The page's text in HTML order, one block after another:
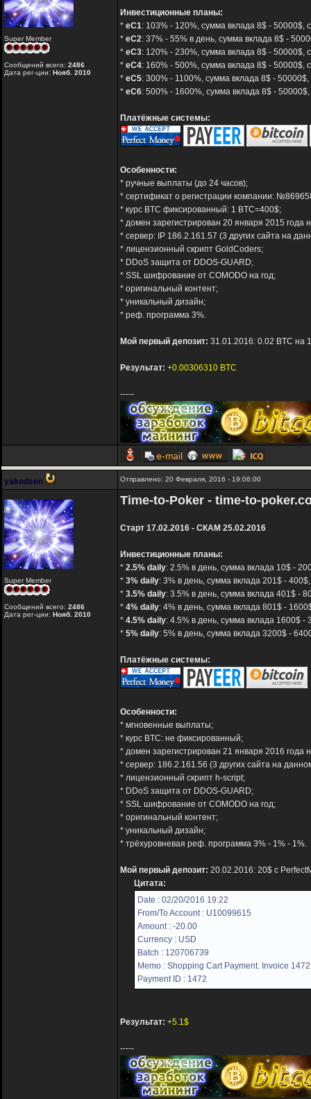
Super Member
Сообщений всего: 2486
Дата рег-ции: Нояб. 2010
Инвестиционные планы:
* eC1: 103% - 120%, сумма вклада 8$ - 50000$,
* eC2: 37% - 55% в день, сумма вклада 8$ -
* eC3: 120% - 230%, сумма вклада 8$ - 50000$,
* eC4: 160% - 500%, сумма вклада 8$ - 50000$,
* eC5: 300% - 1100%, сумма вклада 8$ -
* eC6: 500% - 1600%, сумма вклада 8$ -
Платёжные системы:
Особенности:
* ручные выплаты (до 24 часов);
* сертификат о регистрации компании:
* курс BTC фиксированный: 1 BTC=400$;
* домен зарегистрирован 20 января 2015 года
* сервер: IP 186.2.161.57 (3 других сайта на
* лицензионный скрипт GoldCoders;
* DDoS защита от DDOS-GUARD;
* SSL шифрование от COMODO на год;
* оригинальный контент;
* уникальный дизайн;
* реф. программа 3%.
Мой первый депозит: 31.01.2016: 0.02 BTC на
Результат: +0.00306310 BTC
-----
yakodsen Отправлено: 20 Февраля, 2016 - 19:06:00
Super Member
Сообщений всего: 2486
Дата рег-ции: Нояб. 2010
Time-to-Poker - time-to-
Старт 17.02.2016 - СКАМ 25.02.2016
Инвестиционные планы:
* 2.5% daily: 2.5% в день, сумма вклада 10$ -
* 3% daily: 3% в день, сумма вклада 201$ -
* 3.5% daily: 3.5% в день, сумма вклада 401$ -
* 4% daily: 4% в день, сумма вклада 801$ -
* 4.5% daily: 4.5% в день, сумма вклада 1600$ -
* 5% daily: 5% в день, сумма вклада 3200$ -
Платёжные системы:
Особенности:
* мгновенные выплаты;
* курс BTC: не фиксированный;
* домен зарегистрирован 21 января 2016 года
* сервер: 186.2.161.56 (3 других сайта на
* лицензионный скрипт h-script;
* DDoS защита от DDOS-GUARD;
* SSL шифрование от COMODO на год;
* оригинальный контент;
* уникальный дизайн;
* трёхуровневая реф. программа 3% - 1% - 1%.
Мой первый депозит: 20.02.2016: 20$ с
Цитата:
Date : 02/20/2016 19:22
From/To Account : U10099615
Amount : -20.00
Currency : USD
Batch : 120706739
Memo : Shopping Cart Payment. Invoice
Payment ID : 1472
Результат: +5.1$
-----